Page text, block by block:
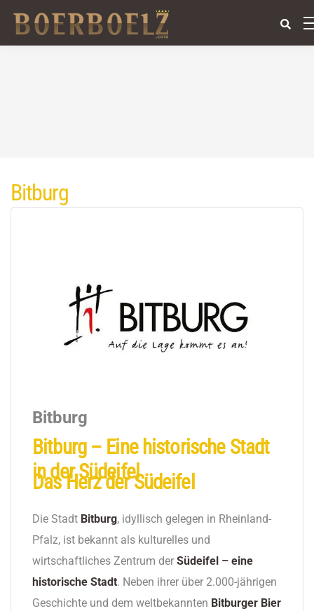
Bitburg
Bitburg
Bitburg – Eine historische Stadt
in der Südeifel
Das Herz der Südeifel
Die Stadt Bitburg, idyllisch gelegen in Rheinland-
Pfalz, ist bekannt als kulturelles und
wirtschaftliches Zentrum der Südeifel – eine
historische Stadt. Neben ihrer über 2.000-jährigen
Geschichte und dem weltbekannten Bitburger Bier